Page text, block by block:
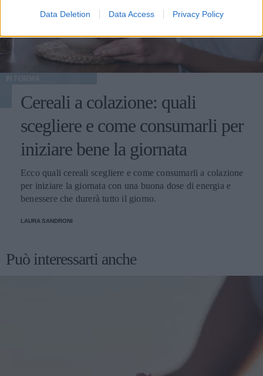
Data Deletion Data Access Privacy Policy
Cereali a colazione: quali
scegliere e come consumarli per
iniziare bene la giornata
Ecco quali cereali scegliere e come consumarli a colazione
per iniziare la giornata con una buona dose di energia e
benessere che durerà tutto il giorno.
LAURA SANDRONI
Può interessarti anche